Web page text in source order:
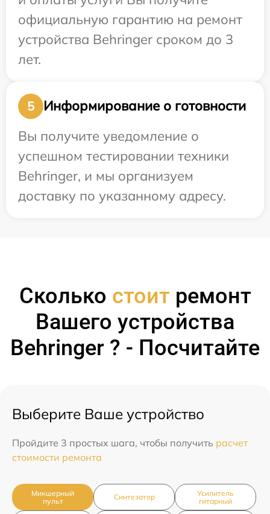
официальную гарантию на ремонт
устройства Behringer сроком до 3
лет.
5
Информирование о готовности
Вы получите уведомление о
успешном тестировании техники
Behringer, и мы организуем
доставку по указанному адресу.
Сколько стоитремонт
Вашего устройства
Behringer ? - Посчитайте
Выберите Ваше устройство
Пройдите 3 простых шага, чтобы получить расчет
стоимости ремонта
Микшерный
пульт
Синтезатор
Усилитель
гитарный